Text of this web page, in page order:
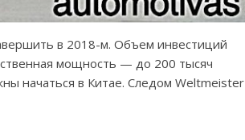
в 2018-м. Объем инвестиций
мощность — до 200 тысяч
начаться в Китае. Следом Weltmeister